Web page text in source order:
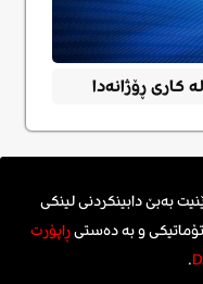
بەبێ دابینکردنی لینکی
و بە دەستیڕاپۆرت
.